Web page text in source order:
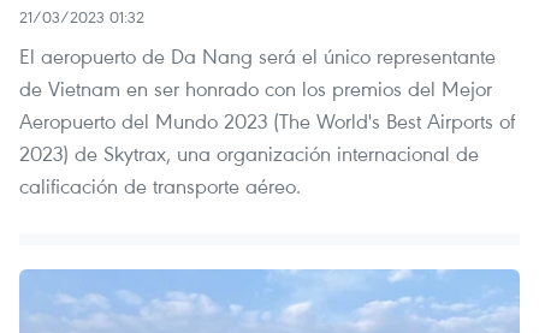
21/03/2023 01:32
El aeropuerto de Da Nang será el único representante
de Vietnam en ser honrado con los premios del Mejor
Aeropuerto del Mundo 2023 (The World's Best Airports of
2023) de Skytrax, una organización internacional de
calificación de transporte aéreo.